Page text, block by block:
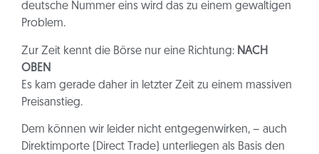
deutsche Nummer eins wird das zu einem gewaltigen
Problem.
Zur Zeit kennt die Börse nur eine Richtung: NACH
OBEN
Es kam gerade daher in letzter Zeit zu einem massiven
Preisanstieg.
Dem können wir leider nicht entgegenwirken, – auch
Direktimporte (Direct Trade) unterliegen als Basis den